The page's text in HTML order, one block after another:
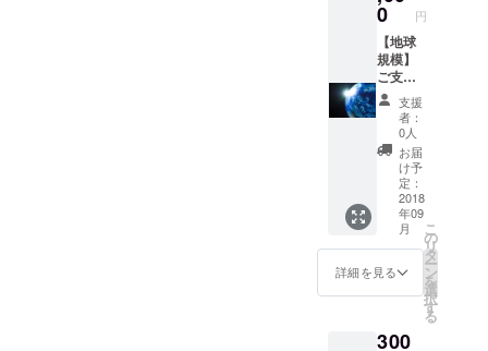
す(^-^)
さまの
お越し
を心よ
りお待
ちして
おりま
す。
ルにて
お知ら
せくだ
さい。
今回
「プペ
ル展」
が開催
される
魚津市
は どん
なと
こ？ ●
なんと
いって
も ”蜃気
楼” ”
ほたる
か” ”
けど心
配なこ
と、わ
からな
事．．
．。 そ
んなこ
とにお
答えす
るノウ
ハウが
詰まっ
た内容
をもと
に、子
供たち
に感動
を与え
ル展を
0 円
【地球
規模】
ご支援‼
●購入し
た光る
絵を1枚
プレゼ
ント ●
魚津
「プペ
ル展」
特製Ｔ
シャツ
(サイズ
指定) ●
魚津 ｢プ
展」特
支援
者：
0人
お届
け予
定：
2018
年09
月
詳細を見る
こ
の
リ
タ
ー
ン
を
選
択
す
る
300